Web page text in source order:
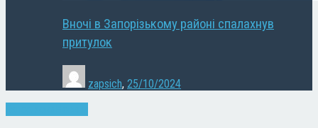
Вночі в Запорізькому районі спалахнув
притулок
zapsich, 25/10/2024